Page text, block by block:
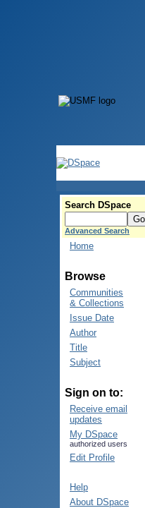
Search DSpace
Advanced Search
Home
Browse
Communities
& Collections
Issue Date
Author
Title
Subject
Sign on to:
Receive email
updates
My DSpace
authorized users
Edit Profile
Help
About DSpace